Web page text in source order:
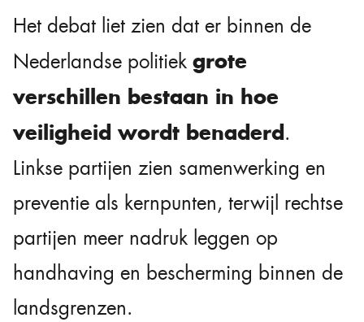
Het debat liet zien dat er binnen de
Nederlandse politiek grote
verschillen bestaan in hoe
veiligheid wordt benaderd.
Linkse partijen zien samenwerking en
preventie als kernpunten, terwijl rechtse
partijen meer nadruk leggen op
handhaving en bescherming binnen de
landsgrenzen.